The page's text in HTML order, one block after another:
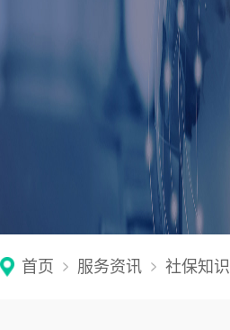
首页 服务资讯 社保知识